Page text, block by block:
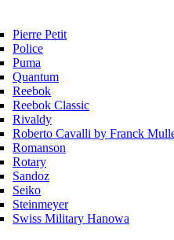
Pierre Petit
Police
Puma
Quantum
Reebok
Reebok Classic
Rivaldy
Roberto Cavalli by Franck
Romanson
Rotary
Sandoz
Seiko
Steinmeyer
Swiss Military Hanowa